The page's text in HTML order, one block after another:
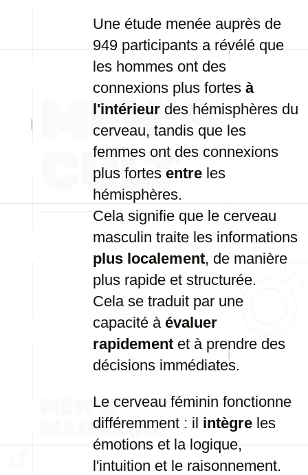
Une étude menée auprès de
949 participants a révélé que
les hommes ont des
connexions plus fortes à
l'intérieur des hémisphères du
cerveau, tandis que les
femmes ont des connexions
plus fortes entre les
hémisphères.
Cela signifie que le cerveau
masculin traite les informations
plus localement, de manière
plus rapide et structurée.
Cela se traduit par une
capacité à évaluer
rapidement et à prendre des
décisions immédiates.
Le cerveau féminin fonctionne
différemment : il intègre les
émotions et la logique,
l'intuition et le raisonnement.